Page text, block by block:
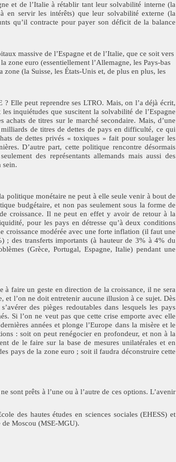
et de l’Italie à rétablir tant leur solvabilité interne (la
en servir les intérêts) que leur solvabilité externe (la
qu’il contracte pour payer son déficit de la balance
massive de l’Espagne et de l’Italie, que ce soit vers
zone euro (essentiellement l’Allemagne, les Pays-bas
(la Suisse, les États-Unis et, de plus en plus, les
Elle peut reprendre ses LTRO. Mais, on l’a déjà écrit,
inquiétudes que suscitent la solvabilité de l’Espagne
achats de titres sur le marché secondaire. Mais, d’une
de titres de dettes de pays en difficulté, ce qui
de dettes privés « toxiques » fait pour soulager les
D’autre part, cette politique rencontre désormais
des représentants allemands mais aussi des
sein.
politique monétaire ne peut à elle seule venir à bout de
budgétaire, et non pas seulement sous la forme de
croissance. Il ne peut en effet y avoir de retour à la
pour les pays en détresse qu’à deux conditions
croissance modérée avec une forte inflation (il faut une
; des transferts importants (à hauteur de 3% à 4% du
(Grèce, Portugal, Espagne, Italie) pendant une
à faire un geste en direction de la croissance, il ne sera
et l’on ne doit entretenir aucune illusion à ce sujet. Dès
des pièges redoutables dans lesquels les pays
Si l’on ne veut pas que cette crise emporte avec elle
années et plonge l’Europe dans la misère et le
: soit on peut renégocier en profondeur, et non à la
de le faire sur la base de mesures unilatérales et en
pays de la zone euro ; soit il faudra déconstruire cette
sont prêts à l’une ou à l’autre de ces options. L’avenir
des hautes études en sciences sociales (EHESS) et
de Moscou (MSE-MGU).